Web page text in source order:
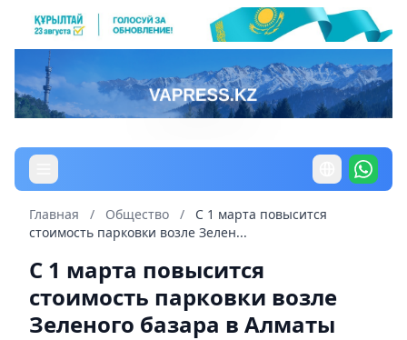
Главная / Общество /
С 1 марта повысится
стоимость парковки возле Зелен...
С 1 марта повысится
стоимость парковки возле
Зеленого базара в Алматы